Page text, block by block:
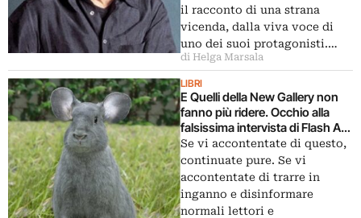
il racconto di una strana
vicenda, dalla viva voce di
uno dei suoi protagonisti.…
di Helga Marsala
LIBRI
E Quelli della New Gallery non
fanno più ridere. Occhio alla
falsissima intervista di Flash Art
a Cattelan
Se vi accontentate di questo,
continuate pure. Se vi
accontentate di trarre in
inganno e disinformare
normali lettori e